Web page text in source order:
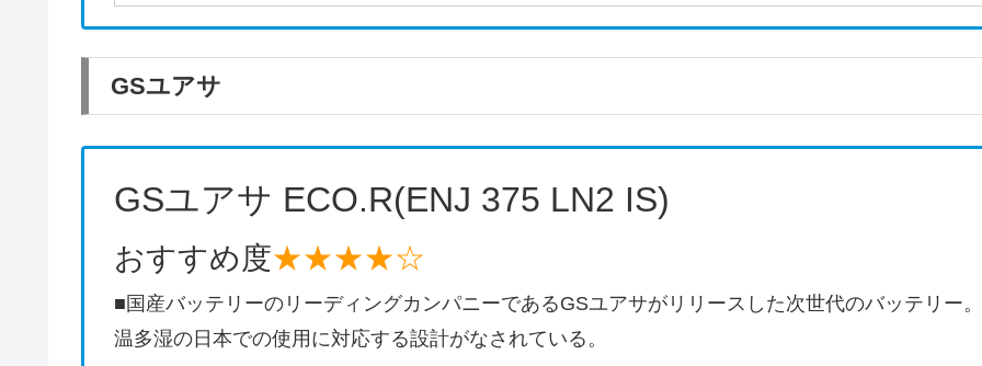
GSユアサ
GSユアサ ECO.R(ENJ 375 LN2 IS)
おすすめ度★★★★☆
■国産バッテリーのリーディングカンパニーであるGSユアサがリリースした次世代のバッテリー
温多湿の日本での使用に対応する設計がなされている。